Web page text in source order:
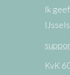
Ik
KvK